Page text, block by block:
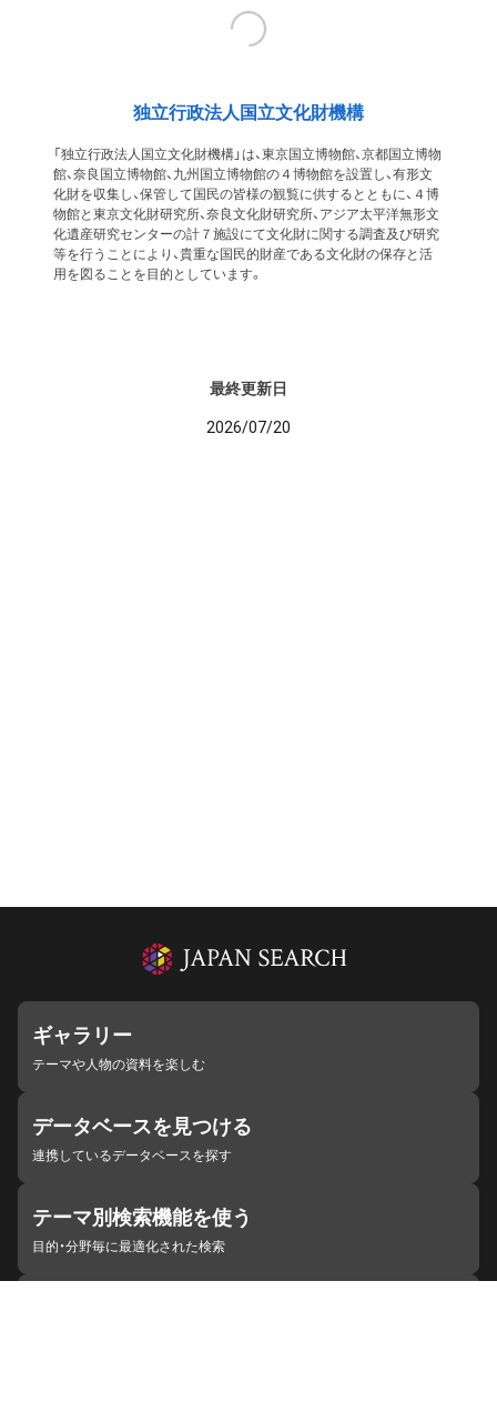
独立行政法人国立文化財機構
「独立行政法人国立文化財機構」は、東京国立博物館、京都国立博物
館、奈良国立博物館、九州国立博物館の４博物館を設置し、有形文
化財を収集し、保管して国民の皆様の観覧に供するとともに、４博
物館と東京文化財研究所、奈良文化財研究所、アジア太平洋無形文
化遺産研究センターの計７施設にて文化財に関する調査及び研究
等を行うことにより、貴重な国民的財産である文化財の保存と活
用を図ることを目的としています。
最終更新日
2026/07/20
ギャラリー
テーマや人物の資料を楽しむ
データベースを見つける
連携しているデータベースを探す
テーマ別検索機能を使う
目的・分野毎に最適化された検索